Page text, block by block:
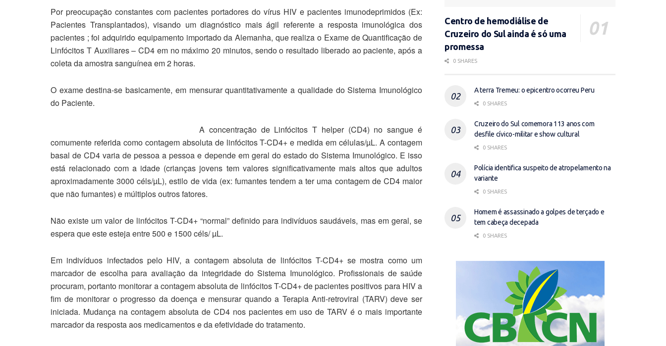
Por preocupação constantes com pacientes portadores do vírus HIV e pacientes imunodeprimidos (Ex:
Pacientes Transplantados), visando um diagnóstico mais ágil referente a resposta imunológica dos
pacientes ; foi adquirido equipamento importado da Alemanha, que realiza o Exame de Quantificação de
Linfócitos T Auxiliares – CD4 em no máximo 20 minutos, sendo o resultado liberado ao paciente, após a
coleta da amostra sanguínea em 2 horas.
O exame destina-se basicamente, em mensurar quantitativamente a qualidade do Sistema Imunológico
do Paciente.
A concentração de Linfócitos T helper (CD4) no sangue é
comumente referida como contagem absoluta de linfócitos T-CD4+ e medida em células/µL. A contagem
basal de CD4 varia de pessoa a pessoa e depende em geral do estado do Sistema Imunológico. E isso
está relacionado com a idade (crianças jovens tem valores significativamente mais altos que adultos
aproximadamente 3000 céls/µL), estilo de vida (ex: fumantes tendem a ter uma contagem de CD4 maior
que não fumantes) e múltiplos outros fatores.
Não existe um valor de linfócitos T-CD4+ “normal” definido para indivíduos saudáveis, mas em geral, se
espera que este esteja entre 500 e 1500 céls/ µL.
Em indivíduos infectados pelo HIV, a contagem absoluta de linfócitos T-CD4+ se mostra como um
marcador de escolha para avaliação da integridade do Sistema Imunológico. Profissionais de saúde
procuram, portanto monitorar a contagem absoluta de linfócitos T-CD4+ de pacientes positivos para HIV a
fim de monitorar o progresso da doença e mensurar quando a Terapia Anti-retroviral (TARV) deve ser
iniciada. Mudança na contagem absoluta de CD4 nos pacientes em uso de TARV é o mais importante
marcador da resposta aos medicamentos e da efetividade do tratamento.
Centro de hemodiálise de
Cruzeiro do Sul ainda é só uma
promessa
0 SHARES
A terra Tremeu: o epicentro ocorreu Peru
0 SHARES
Cruzeiro do Sul comemora 113 anos com
desfile cívico-militar e show cultural
0 SHARES
Polícia identifica suspeito de atropelamento na
variante
0 SHARES
Homem é assassinado a golpes de terçado e
tem cabeça decepada
0 SHARES